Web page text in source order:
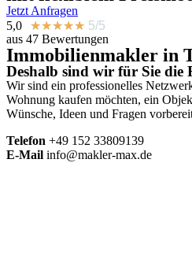
Jetzt Anfragen
5,0
★★★★★ 5/5
aus 47 Bewertungen
Immobilienmakler in
Deshalb sind wir für Sie die
Wir sind ein professionelles
Wohnung kaufen möchten, ein
Wünsche, Ideen und Fragen
Telefon +49 152 33809139
E-Mail info@makler-max.de